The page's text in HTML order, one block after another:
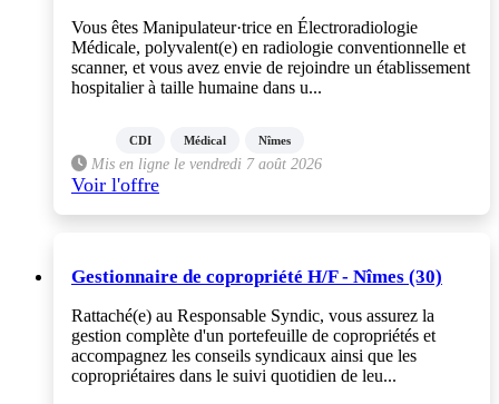
Vous êtes Manipulateur·trice en Électroradiologie
Médicale, polyvalent(e) en radiologie conventionnelle et
scanner, et vous avez envie de rejoindre un établissement
hospitalier à taille humaine dans u...
CDI Médical Nîmes
Mis en ligne le vendredi 7 août 2026
Voir l'offre
Gestionnaire de copropriété H/F - Nîmes (30)
Rattaché(e) au Responsable Syndic, vous assurez la
gestion complète d'un portefeuille de copropriétés et
accompagnez les conseils syndicaux ainsi que les
copropriétaires dans le suivi quotidien de leu...